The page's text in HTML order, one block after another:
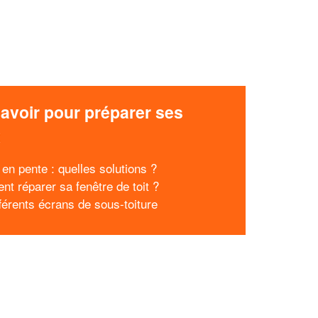
pour préparer ses
pente : quelles solutions ?
réparer sa fenêtre de toit ?
écrans de sous-toiture